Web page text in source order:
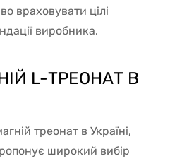
враховувати цілі
виробника.
L-ТРЕОНАТ В
треонат в Україні,
широкий вибір